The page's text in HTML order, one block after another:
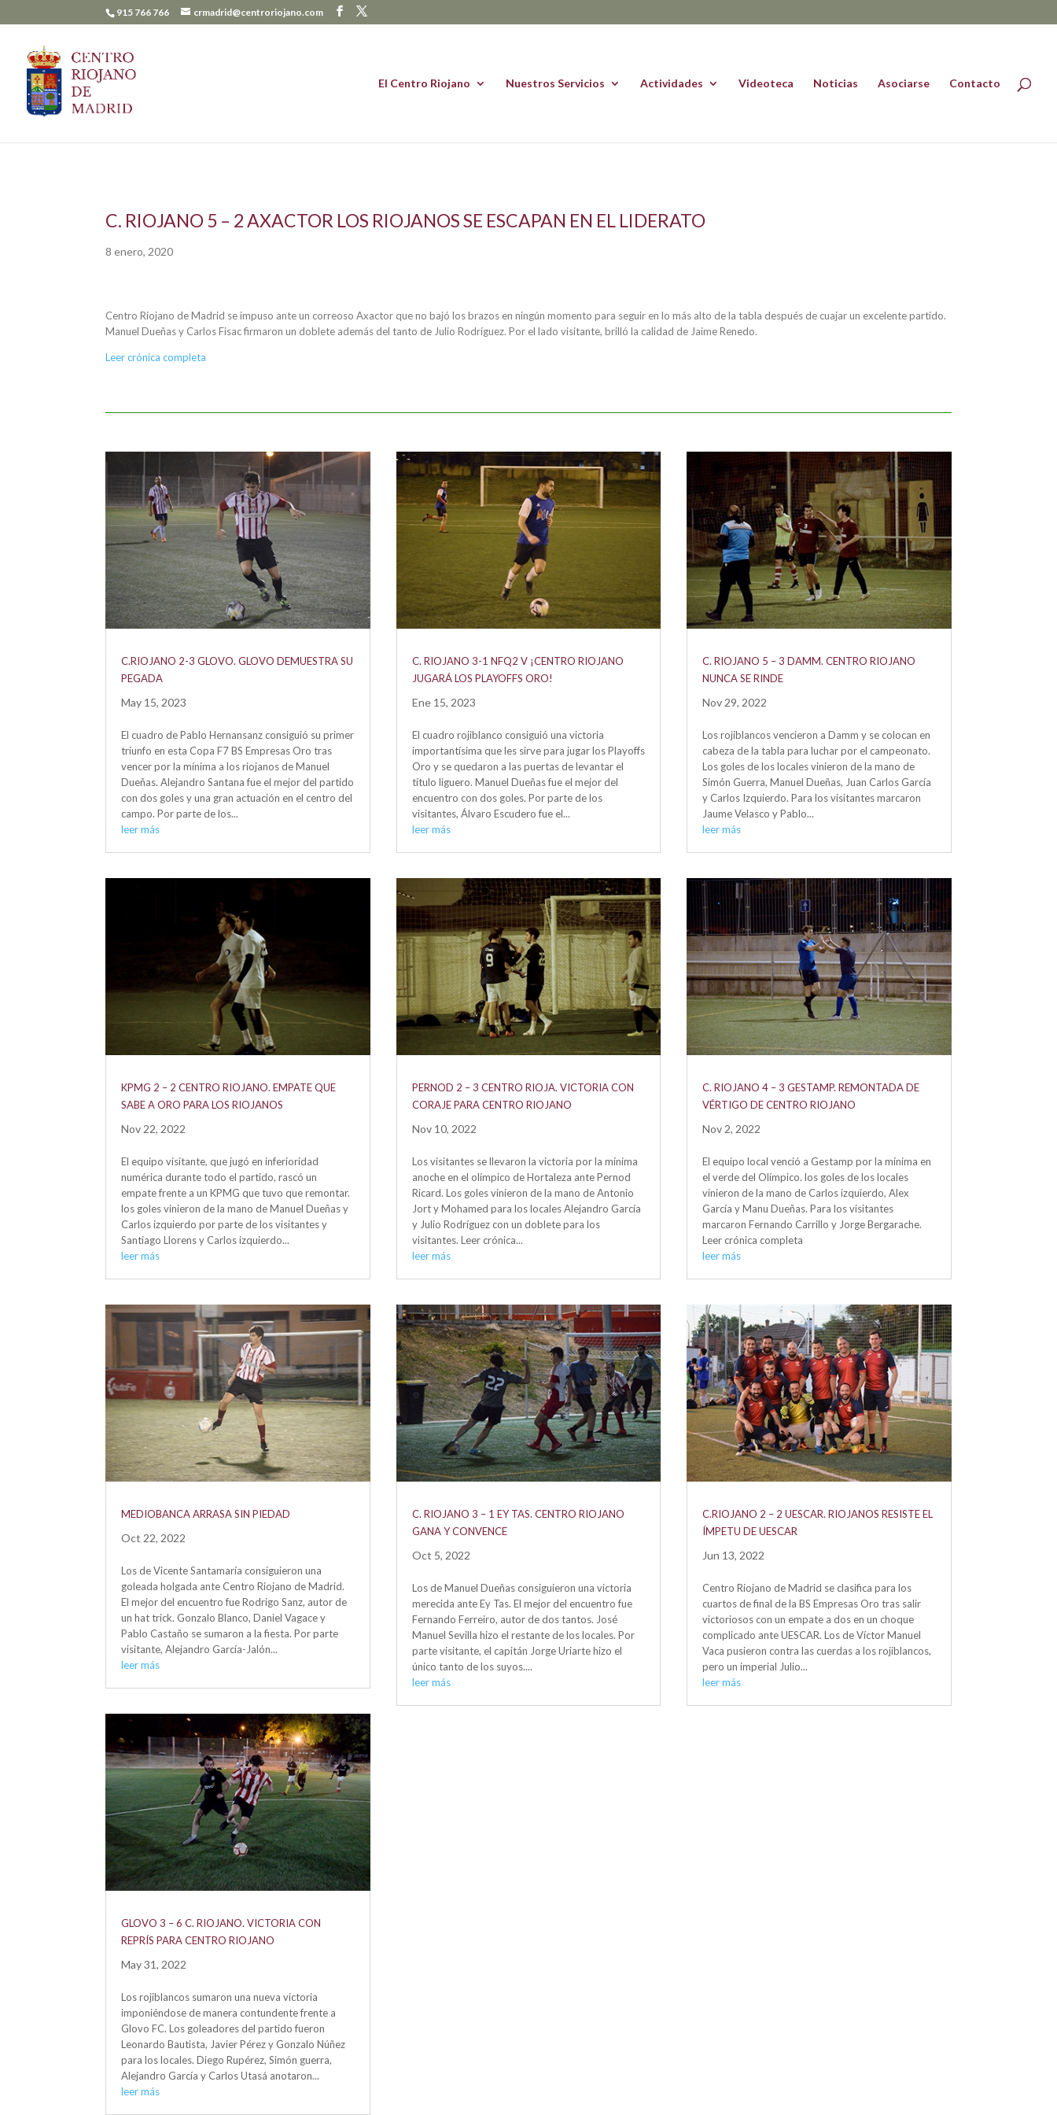
915 766 766 crmadrid@centroriojano.com
El Centro Riojano Nuestros Servicios Actividades Videoteca Noticias Asociarse Contacto
C. RIOJANO 5 – 2 AXACTOR LOS RIOJANOS SE ESCAPAN EN EL LIDERATO
8 enero, 2020
Centro Riojano de Madrid se impuso ante un correoso Axactor que no bajó los brazos en ningún momento para seguir en lo más alto de la tabla después de cuajar un excelente partido.
Manuel Dueñas y Carlos Fisac firmaron un doblete además del tanto de Julio Rodríguez. Por el lado visitante, brilló la calidad de Jaime Renedo.
Leer crónica completa
C.RIOJANO 2-3 GLOVO. GLOVO DEMUESTRA SU
PEGADA
May 15, 2023
El cuadro de Pablo Hernansanz consiguió su primer
triunfo en esta Copa F7 BS Empresas Oro tras
vencer por la mínima a los riojanos de Manuel
Dueñas. Alejandro Santana fue el mejor del partido
con dos goles y una gran actuación en el centro del
campo. Por parte de los...
leer más
KPMG 2 – 2 CENTRO RIOJANO. EMPATE QUE
SABE A ORO PARA LOS RIOJANOS
Nov 22, 2022
El equipo visitante, que jugó en inferioridad
numérica durante todo el partido, rascó un
empate frente a un KPMG que tuvo que remontar.
los goles vinieron de la mano de Manuel Dueñas y
Carlos izquierdo por parte de los visitantes y
Santiago Llorens y Carlos izquierdo...
leer más
MEDIOBANCA ARRASA SIN PIEDAD
Oct 22, 2022
Los de Vicente Santamaría consiguieron una
goleada holgada ante Centro Riojano de Madrid.
El mejor del encuentro fue Rodrigo Sanz, autor de
un hat trick. Gonzalo Blanco, Daniel Vagace y
Pablo Castaño se sumaron a la fiesta. Por parte
visitante, Alejandro García-Jalón...
leer más
GLOVO 3 – 6 C. RIOJANO. VICTORIA CON
REPRÍS PARA CENTRO RIOJANO
May 31, 2022
Los rojiblancos sumaron una nueva victoria
imponiéndose de manera contundente frente a
Glovo FC. Los goleadores del partido fueron
Leonardo Bautista, Javier Pérez y Gonzalo Núñez
para los locales. Diego Rupérez, Simón guerra,
Alejandro García y Carlos Utasá anotaron...
leer más
C. RIOJANO 3-1 NFQ2 V ¡CENTRO RIOJANO
JUGARÁ LOS PLAYOFFS ORO!
Ene 15, 2023
El cuadro rojiblanco consiguió una victoria
importantísima que les sirve para jugar los Playoffs
Oro y se quedaron a las puertas de levantar el
título liguero. Manuel Dueñas fue el mejor del
encuentro con dos goles. Por parte de los
visitantes, Álvaro Escudero fue el...
leer más
PERNOD 2 – 3 CENTRO RIOJA. VICTORIA CON
CORAJE PARA CENTRO RIOJANO
Nov 10, 2022
Los visitantes se llevaron la victoria por la mínima
anoche en el olímpico de Hortaleza ante Pernod
Ricard. Los goles vinieron de la mano de Antonio
Jort y Mohamed para los locales Alejandro García
y Julio Rodríguez con un doblete para los
visitantes. Leer crónica...
leer más
C. RIOJANO 3 – 1 EY TAS. CENTRO RIOJANO
GANA Y CONVENCE
Oct 5, 2022
Los de Manuel Dueñas consiguieron una victoria
merecida ante Ey Tas. El mejor del encuentro fue
Fernando Ferreiro, autor de dos tantos. José
Manuel Sevilla hizo el restante de los locales. Por
parte visitante, el capitán Jorge Uriarte hizo el
único tanto de los suyos....
leer más
C. RIOJANO 5 – 3 DAMM. CENTRO RIOJANO
NUNCA SE RINDE
Nov 29, 2022
Los rojiblancos vencieron a Damm y se colocan en
cabeza de la tabla para luchar por el campeonato.
Los goles de los locales vinieron de la mano de
Simón Guerra, Manuel Dueñas, Juan Carlos García
y Carlos Izquierdo. Para los visitantes marcaron
Jaume Velasco y Pablo...
leer más
C. RIOJANO 4 – 3 GESTAMP. REMONTADA DE
VÉRTIGO DE CENTRO RIOJANO
Nov 2, 2022
El equipo local venció a Gestamp por la mínima en
el verde del Olímpico. los goles de los locales
vinieron de la mano de Carlos izquierdo, Alex
García y Manu Dueñas. Para los visitantes
marcaron Fernando Carrillo y Jorge Bergarache.
Leer crónica completa
leer más
C.RIOJANO 2 – 2 UESCAR. RIOJANOS RESISTE EL
ÍMPETU DE UESCAR
Jun 13, 2022
Centro Riojano de Madrid se clasifica para los
cuartos de final de la BS Empresas Oro tras salir
victoriosos con un empate a dos en un choque
complicado ante UESCAR. Los de Víctor Manuel
Vaca pusieron contra las cuerdas a los rojiblancos,
pero un imperial Julio...
leer más